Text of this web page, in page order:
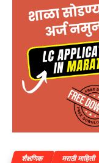
शैक्षणिक मराठी माहिती